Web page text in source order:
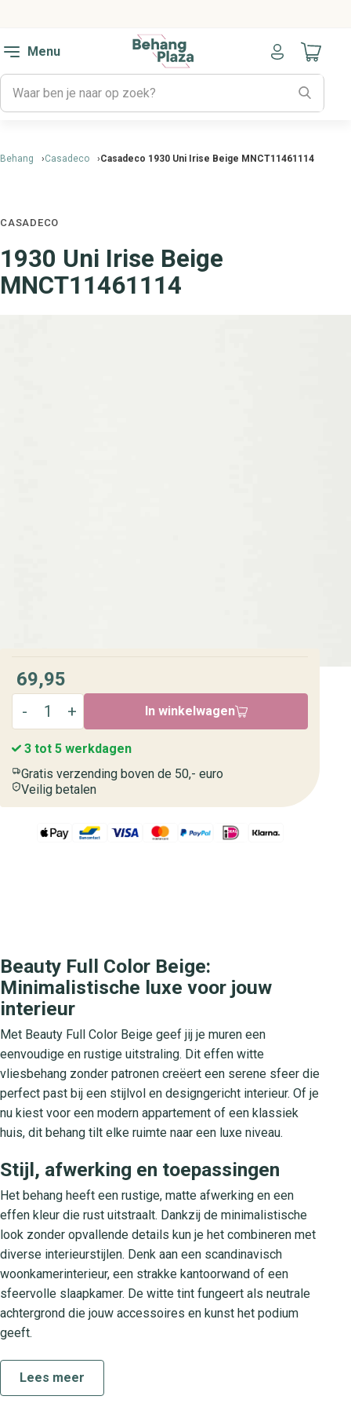
Menu
Naar
Behang Casadeco Casadeco 1930 Uni Irise Beige MNCT11461114
CASADECO
1930 Uni Irise Beige
MNCT11461114
69,95
In winkelwagen
3 tot 5 werkdagen
Gratis verzending boven de 50,- euro
Veilig betalen
Beauty Full Color Beige:
Minimalistische luxe voor jouw
interieur
Met Beauty Full Color Beige geef jij je muren een
eenvoudige en rustige uitstraling. Dit effen witte
vliesbehang zonder patronen creëert een serene sfeer die
perfect past bij een stijlvol en designgericht interieur. Of je
nu kiest voor een modern appartement of een klassiek
huis, dit behang tilt elke ruimte naar een luxe niveau.
Stijl, afwerking en toepassingen
Het behang heeft een rustige, matte afwerking en een
effen kleur die rust uitstraalt. Dankzij de minimalistische
look zonder opvallende details kun je het combineren met
diverse interieurstijlen. Denk aan een scandinavisch
woonkamerinterieur, een strakke kantoorwand of een
sfeervolle slaapkamer. De witte tint fungeert als neutrale
achtergrond die jouw accessoires en kunst het podium
geeft.
De Beauty Full Color collectie
De Beauty Full Color collectie staat voor hoogwaardige
Lees meer